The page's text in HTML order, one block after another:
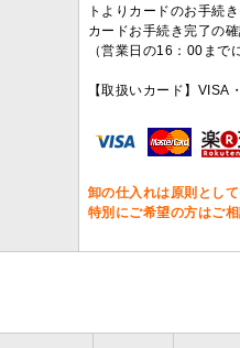
トよりカードのお手続
カードお手続き完了の
（営業日の16：00ま
【取扱いカード】
卸の仕入れは原則とし
特別にご希望の方はご